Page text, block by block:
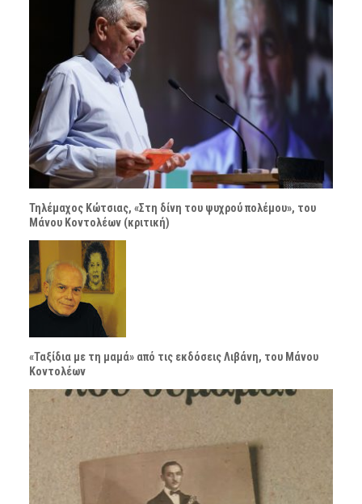
Τηλέμαχος Κώτσιας, «Στη δίνη του ψυχρού πολέμου», του
Μάνου Κοντολέων (κριτική)
«Ταξίδια με τη μαμά» από τις εκδόσεις Λιβάνη, του Μάνου
Κοντολέων